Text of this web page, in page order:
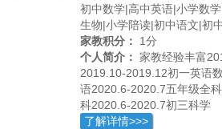
初中数学|高中英语|小学数
生物|小学陪读|初中语文|初
家教积分：
1分
个人简介： 家教经验丰富
2019.10-2019.12初一英语
语2020.6-2020.7五年级全
科2020.6-2020.7初三科学
了解详情>>>